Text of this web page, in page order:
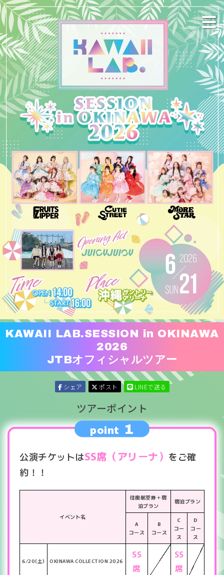
KAWAII LAB.SESSION in OKINAWA
2026
JTBオフィシャルツアー
シェア ポスト LINEで送る
ツアーポイント
point 1
公演チケットはSS席（アリーナ） をご確
約！！
イベント名
往復航空券＋宿
泊プラン
宿泊プラン
A
コース
B
コース
C
コー
ス
D
コー
ス
6/20(土) OKINAWA COLLECTION 2026
SS
席
SS
席